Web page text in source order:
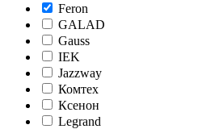
Feron
GALAD
Gauss
IEK
Jazzway
Комтех
Ксенон
Legrand